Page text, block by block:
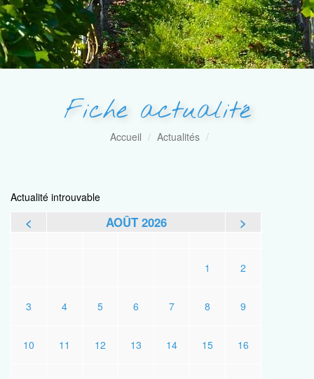
Fiche actualité
Accueil Actualités
Actualité introuvable
< AOÛT 2026 >
1
2
3 4 5 6 7 8 9
10 11 12 13 14 15 16